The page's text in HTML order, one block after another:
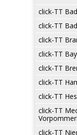
click-TT
click-TT
click-TT
click-TT
click-TT
click-TT
click-TT
click-TT
click-TT